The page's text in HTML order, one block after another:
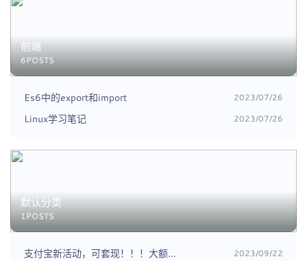
前端
6POSTS
Es6中的export和import 2023/07/26
Linux学习笔记 2023/07/26
默认分类
1POSTS
支付宝新活动，可套现！！！大额红包 2023/09/22